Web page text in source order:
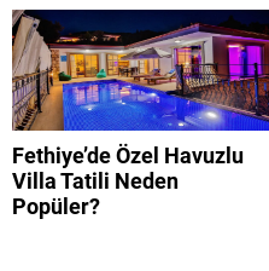
Fethiye’de Özel Havuzlu
Villa Tatili Neden
Popüler?